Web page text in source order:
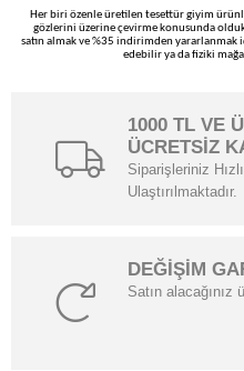
Her biri özenle üretilen tesettür giyim
gözlerini üzerine çevirme konusunda
satın almak ve %35 indirimden yararlanmak
edebilir ya da fiziki
1000 TL VE
ÜCRETSİZ
Siparişleriniz
Ulaştırılmaktadır.
DEĞİŞİM
Satın alacağınız